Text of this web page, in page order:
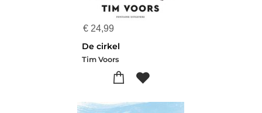
€ 24,99
De cirkel
Tim Voors